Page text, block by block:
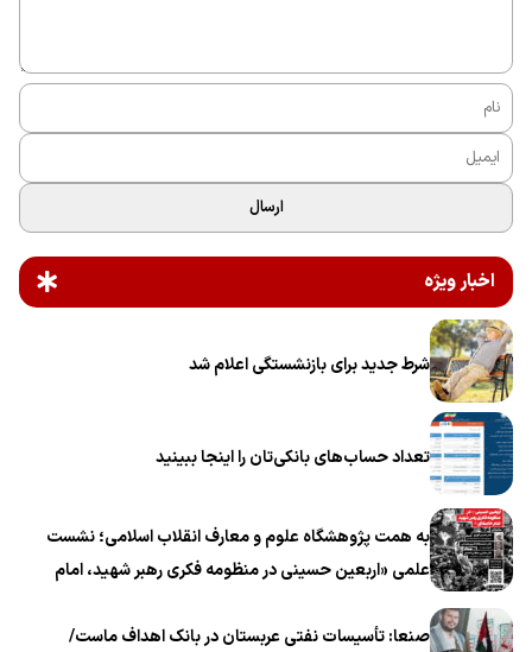
ارسال
اخبار ویژه
شرط جدید برای بازنشستگی اعلام شد
تعداد حساب‌های بانکی‌تان را اینجا ببینید
به همت پژوهشگاه علوم و معارف انقلاب اسلامی؛ نشست
علمی «اربعین حسینی در منظومه فکری رهبر شهید، امام
صنعا: تأسیسات نفتی عربستان در بانک اهداف ماست/